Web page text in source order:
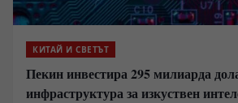
КИТАЙ И СВЕТЪТ
Пекин инвестира 295 милиарда
инфраструктура за изкуствен